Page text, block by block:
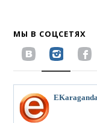
МЫ В СОЦСЕТЯХ